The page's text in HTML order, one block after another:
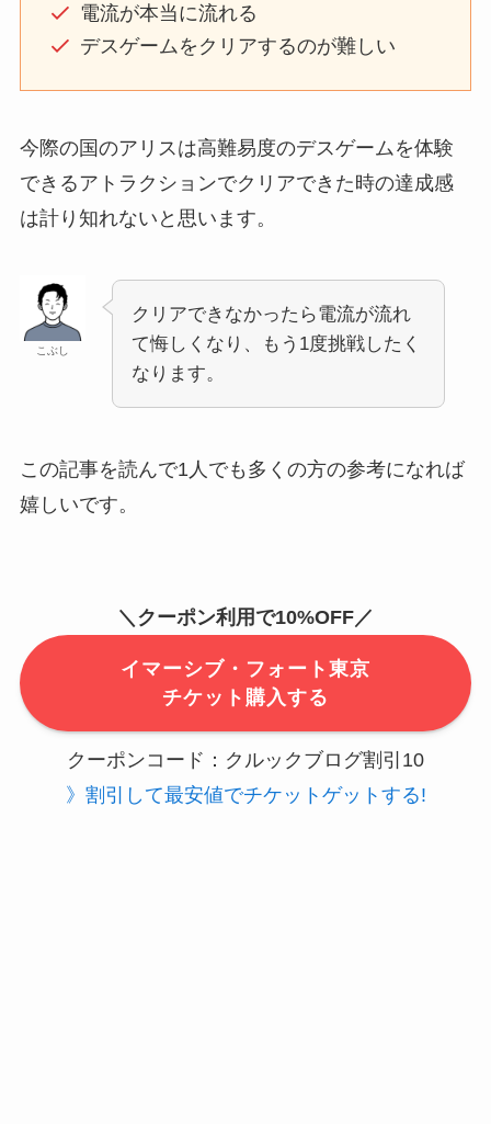
電流が本当に流れる
デスゲームをクリアするのが難しい
今際の国のアリスは高難易度のデスゲームを体験
できるアトラクションでクリアできた時の達成感
は計り知れないと思います。
こぶし
クリアできなかったら電流が流れ
て悔しくなり、もう1度挑戦したく
なります。
この記事を読んで1人でも多くの方の参考になれば
嬉しいです。
＼クーポン利用で10%OFF／
イマーシブ・フォート東京
チケット購入する
クーポンコード：クルックブログ割引10
》割引して最安値でチケットゲットする!